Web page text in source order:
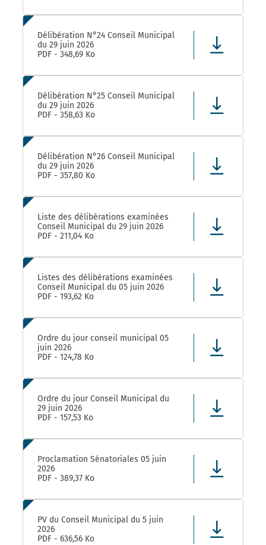
Délibération N°24 Conseil Municipal
du 29 juin 2026
PDF - 348,69 Ko
Délibération N°25 Conseil Municipal
du 29 juin 2026
PDF - 358,63 Ko
Délibération N°26 Conseil Municipal
du 29 juin 2026
PDF - 357,80 Ko
Liste des délibérations examinées
Conseil Municipal du 29 juin 2026
PDF - 211,04 Ko
Listes des délibérations examinées
Conseil Municipal du 05 juin 2026
PDF - 193,62 Ko
Ordre du jour conseil municipal 05
juin 2026
PDF - 124,78 Ko
Ordre du jour Conseil Municipal du
29 juin 2026
PDF - 157,53 Ko
Proclamation Sénatoriales 05 juin
2026
PDF - 389,37 Ko
PV du Conseil Municipal du 5 juin
2026
PDF - 636,56 Ko